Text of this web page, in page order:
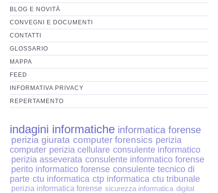
Perizia Contratti ICT
Perizia Disp. Elettronici
Perizia Stalking
Perizia Cyber Bullismo
Incarichi CTU e CTP
Perizia Centralini PBX e VOIP
Perizia Estimo
Perizia Documento informatico
BLOG E NOVITÀ
CONVEGNI E DOCUMENTI
CONTATTI
GLOSSARIO
MAPPA
FEED
INFORMATIVA PRIVACY
REPERTAMENTO
indagini informatiche informatica forense
perizia giurata computer forensics perizia
computer perizia cellulare consulente informatico
perizia asseverata consulente informatico forense
perito informatico forense consulente tecnico di
parte ctu informatica ctp informatica ctu tribunale
perizia informatica forense sicurezza informatica digital